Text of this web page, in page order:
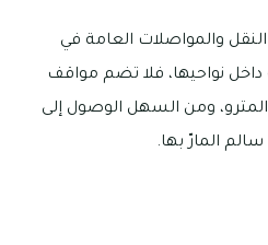
والمواصلات العامة في
نواحيها، فلا تضم مواقف
ومن السهل الوصول إلى
المارّ بها.